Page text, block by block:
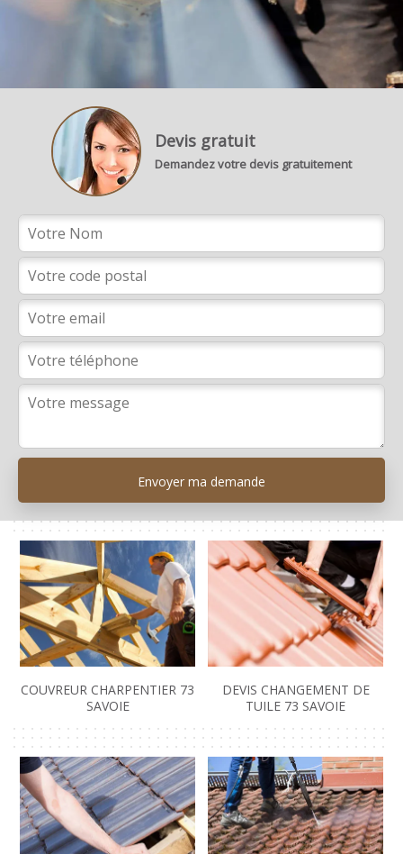
Devis gratuit
Demandez votre devis gratuitement
COUVREUR CHARPENTIER 73
SAVOIE
DEVIS CHANGEMENT DE
TUILE 73 SAVOIE